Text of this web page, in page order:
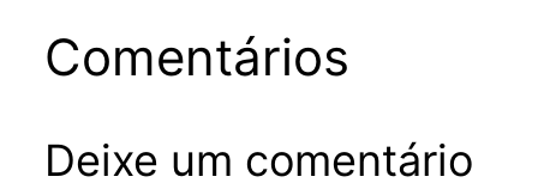
Comentários
Deixe um comentário